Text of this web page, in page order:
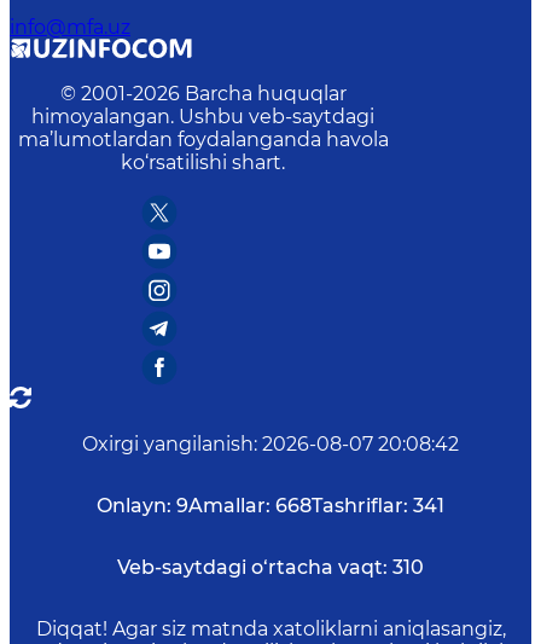
info@mfa.uz
© 2001-2026 Barcha huquqlar
himoyalangan. Ushbu veb-saytdagi
ma’lumotlardan foydalanganda havola
ko‘rsatilishi shart.
Oxirgi yangilanish: 2026-08-07 20:08:42
Onlayn: 9Amallar: 668Tashriflar: 341
Veb-saytdagi o‘rtacha vaqt: 310
Diqqat! Agar siz matnda xatoliklarni aniqlasangiz,